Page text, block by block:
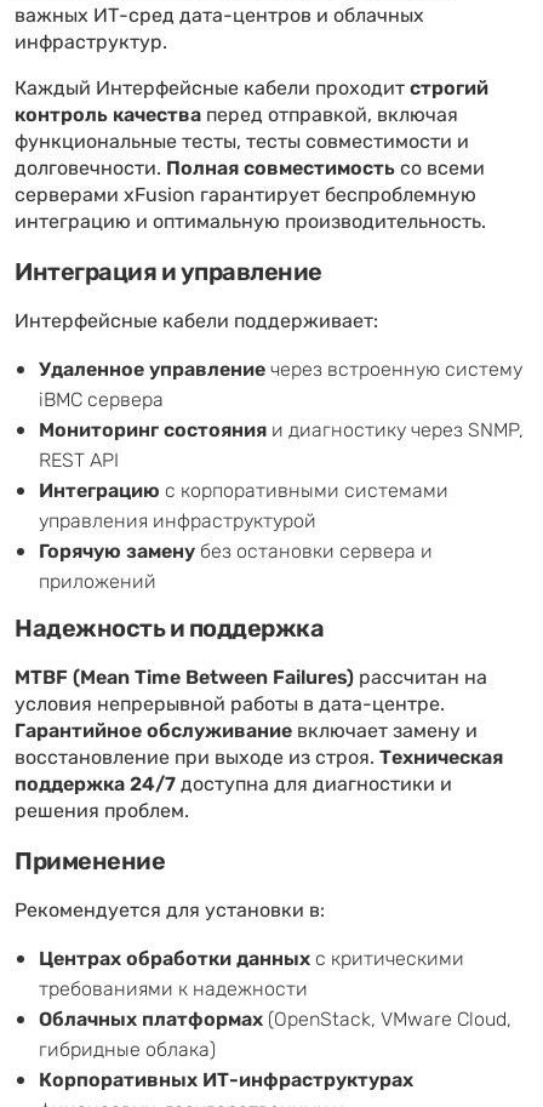
важных ИТ-сред дата-центров и облачных
инфраструктур.
Каждый Интерфейсные кабели проходитстрогий
контроль качества перед отправкой, включая
функциональные тесты, тесты совместимости и
долговечности. Полная совместимостьсо всеми
серверами xFusion гарантирует беспроблемную
интеграцию и оптимальную производительность.
Интеграция и управление
Интерфейсные кабели поддерживает:
Удаленное управлениечерез встроенную систему
iBMC сервера
Мониторинг состояния и диагностику через SNMP,
REST API
Интеграцию с корпоративными системами
управления инфраструктурой
Горячую замену без остановки сервера и
приложений
Надежность и поддержка
MTBF (Mean Time Between Failures) рассчитан на
условия непрерывной работы в дата-центре.
Гарантийное обслуживание включает замену и
восстановление при выходе из строя. Техническая
поддержка 24/7доступна для диагностики и
решения проблем.
Применение
Рекомендуется для установки в:
Центрах обработки данных с критическими
требованиями к надежности
Облачных платформах (OpenStack, VMware Cloud,
гибридные облака)
Корпоративных ИТ-инфраструктурах